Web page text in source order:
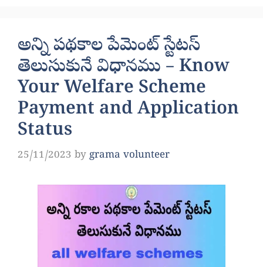
అన్ని పథకాల పేమెంట్ స్టేటస్
తెలుసుకునే విధానము – Know
Your Welfare Scheme
Payment and Application
Status
25/11/2023 by grama volunteer